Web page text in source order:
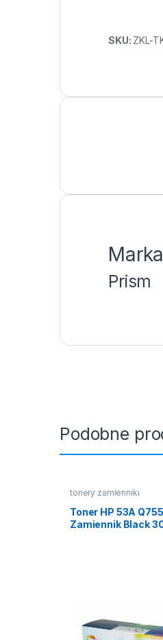
SKU: ZKL-
Marka
Prism
Podobne
tonery zamienniki
Toner HP 53A
Zamiennik Black